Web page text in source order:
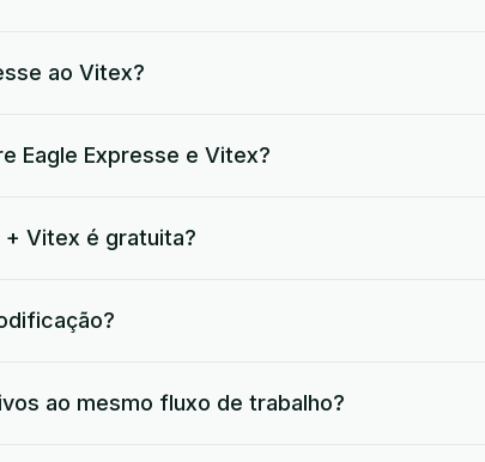
ao Vitex?
Eagle Expresse e Vitex?
+ Vitex é gratuita?
ao mesmo fluxo de trabalho?